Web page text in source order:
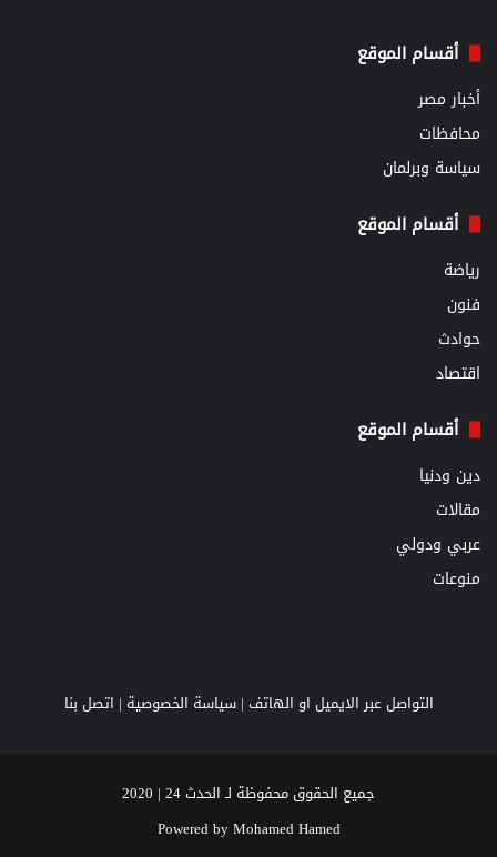
أقسام الموقع
أخبار مصر
محافظات
سياسة وبرلمان
أقسام الموقع
رياضة
فنون
حوادث
اقتصاد
أقسام الموقع
دين ودنيا
مقالات
عربي ودولي
منوعات
التواصل عبر الايميل او الهاتف |سياسة الخصوصية | اتصل بنا
جميع الحقوق محفوظة لـ الحدث 24 | 2020
Powered byMohamed Hamed